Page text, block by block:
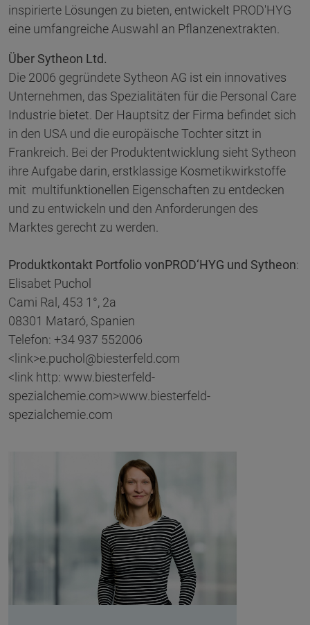
inspirierte Lösungen zu bieten, entwickelt PROD'HYG
eine umfangreiche Auswahl an Pflanzenextrakten.
Über Sytheon Ltd.
Die 2006 gegründete Sytheon AG ist ein innovatives
Unternehmen, das Spezialitäten für die Personal Care
Industrie bietet. Der Hauptsitz der Firma befindet sich
in den USA und die europäische Tochter sitzt in
Frankreich. Bei der Produktentwicklung sieht Sytheon
ihre Aufgabe darin, erstklassige Kosmetikwirkstoffe
mit multifunktionellen Eigenschaften zu entdecken
und zu entwickeln und den Anforderungen des
Marktes gerecht zu werden.
Produktkontakt Portfolio vonPROD‘HYG und Sytheon:
Elisabet Puchol
Cami Ral, 453 1°, 2a
08301 Mataró, Spanien
Telefon: +34 937 552006
<link>e.puchol@biesterfeld.com
<link http: www.biesterfeld-
spezialchemie.com>www.biesterfeld-
spezialchemie.com